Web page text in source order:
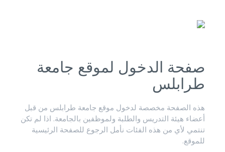
صفحة الدخول لموقع جامعة
طرابلس
هذه الصفحة مخصصة لدخول موقع جامعة طرابلس من قبل
أعضاء هيئة التدريس والطلبة ولموظفين بالجامعة. اذا لم تكن
تنتمي لأي من هذه الفئات نأمل الرجوع للصفحة الرئيسية
للموقع.